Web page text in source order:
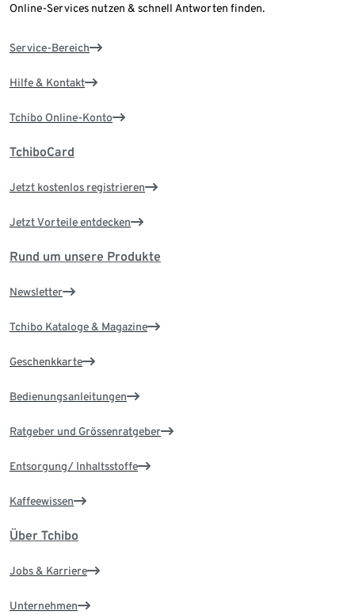
Online-Services nutzen & schnell Antworten finden.
Service-Bereich
Hilfe & Kontakt
Tchibo Online-Konto
TchiboCard
Jetzt kostenlos registrieren
Jetzt Vorteile entdecken
Rund um unsere Produkte
Newsletter
Tchibo Kataloge & Magazine
Geschenkkarte
Bedienungsanleitungen
Ratgeber und Grössenratgeber
Entsorgung/ Inhaltsstoffe
Kaffeewissen
Über Tchibo
Jobs & Karriere
Unternehmen